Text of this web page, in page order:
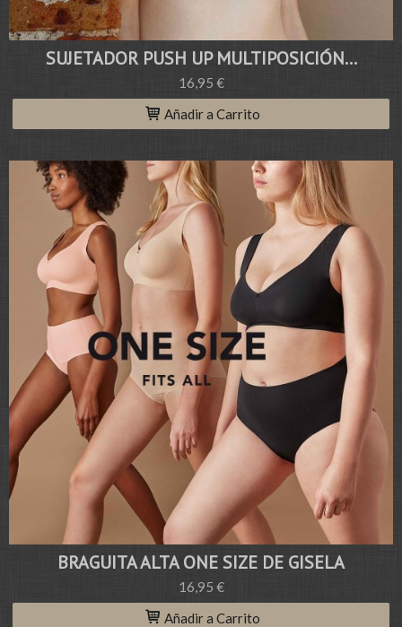
SUJETADOR PUSH UP MULTIPOSICIÓN...
16,95 €
Añadir a Carrito
BRAGUITA ALTA ONE SIZE DE GISELA
16,95 €
Añadir a Carrito